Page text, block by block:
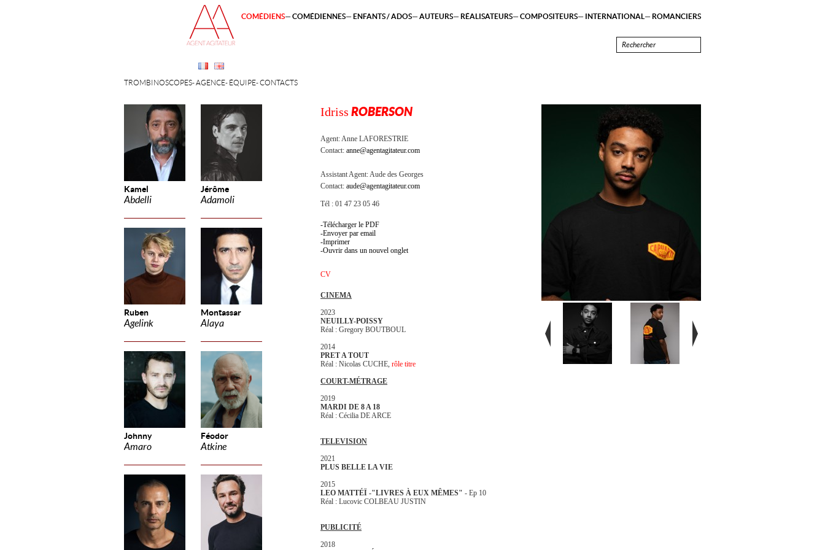
Kamel
Abdelli
Jérôme
Adamoli
Ruben
Agelink
Montassar
Alaya
Johnny
Amaro
Féodor
Atkine
TROMBINOSCOPES AGENCE ÉQUIPE CONTACTS
COMÉDIENS COMÉDIENNES ENFANTS / ADOS AUTEURS RÉALISATEURS COMPOSITEURS INTERNATIONAL ROMANCIERS
Idriss ROBERSON
Agent:Anne LAFORESTRIE
Contact: anne@agentagitateur.com
Assistant Agent:Aude des Georges
Contact: aude@agentagitateur.com
Tél : 01 47 23 05 46
Télécharger le PDF
Envoyer par email
Imprimer
Ouvrir dans un nouvel onglet
CV
CINEMA
2023
NEUILLY-POISSY
Réal : Gregory BOUTBOUL
2014
PRET A TOUT
Réal : Nicolas CUCHE, rôle titre
COURT-MÉTRAGE
2019
MARDI DE 8 A 18
Réal : Cécilia DE ARCE
TELEVISION
2021
PLUS BELLE LA VIE
2015
LEO MATTÉÏ -"LIVRES À EUX MÊMES" - Ep 10
Réal : Lucovic COLBEAU JUSTIN
PUBLICITÉ
2018